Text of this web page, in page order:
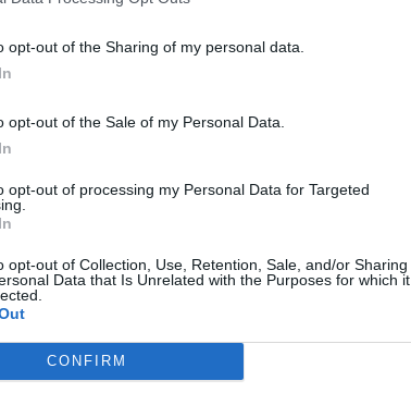
opt-out of the Sharing of my personal data.
opt-out of the Sale of my Personal Data.
opt-out of processing my Personal Data for Targeted
opt-out of Collection, Use, Retention, Sale, and/or Sharing
Data that Is Unrelated with the Purposes for which it
CONFIRM
IRS
oraux
bloquant
bloquant
- antipsychotique
oraux